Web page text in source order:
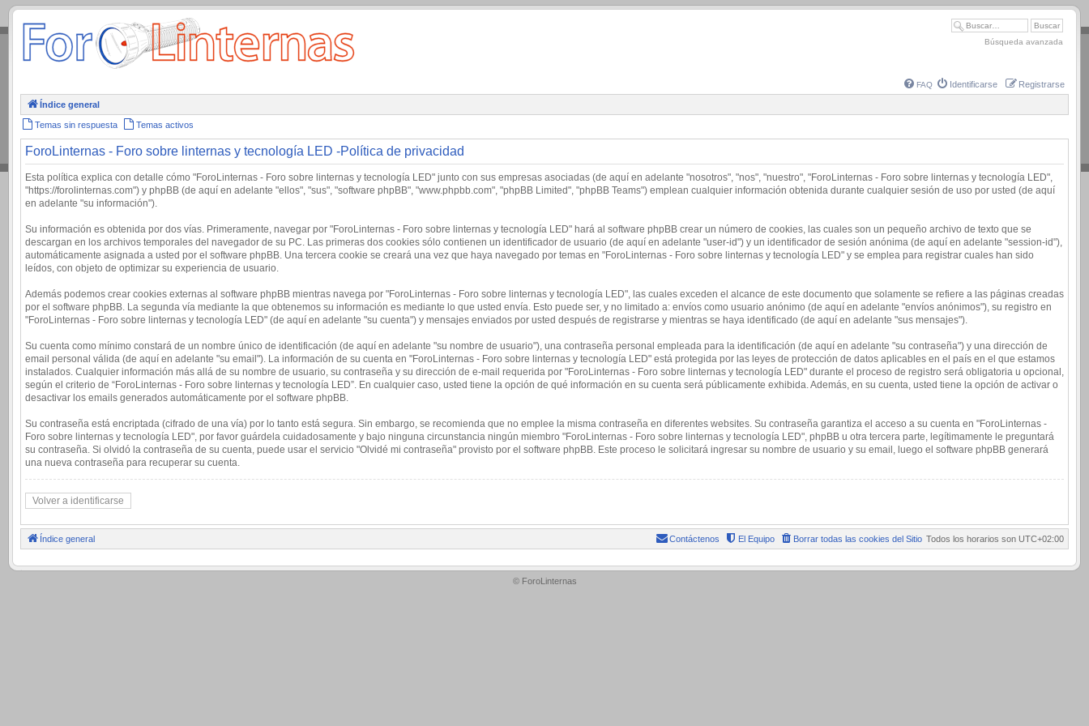
.
Búsqueda avanzada
FAQ Identificarse Registrarse
Índice general
Temas sin respuesta Temas activos
ForoLinternas - Foro sobre linternas y tecnología LED -Política de privacidad
Esta política explica con detalle cómo "ForoLinternas - Foro sobre linternas y tecnología LED" junto con sus empresas asociadas (de aquí en adelante "nosotros", "nos", "nuestro", "ForoLinternas - Foro sobre linternas y tecnología LED",
"https://forolinternas.com") y phpBB (de aquí en adelante "ellos", "sus", "software phpBB", "www.phpbb.com", "phpBB Limited", "phpBB Teams") emplean cualquier información obtenida durante cualquier sesión de uso por usted (de aquí
en adelante "su información").
Su información es obtenida por dos vías. Primeramente, navegar por "ForoLinternas - Foro sobre linternas y tecnología LED" hará al software phpBB crear un número de cookies, las cuales son un pequeño archivo de texto que se
descargan en los archivos temporales del navegador de su PC. Las primeras dos cookies sólo contienen un identificador de usuario (de aquí en adelante "user-id") y un identificador de sesión anónima (de aquí en adelante "session-id"),
automáticamente asignada a usted por el software phpBB. Una tercera cookie se creará una vez que haya navegado por temas en "ForoLinternas - Foro sobre linternas y tecnología LED" y se emplea para registrar cuales han sido
leídos, con objeto de optimizar su experiencia de usuario.
Además podemos crear cookies externas al software phpBB mientras navega por "ForoLinternas - Foro sobre linternas y tecnología LED", las cuales exceden el alcance de este documento que solamente se refiere a las páginas creadas
por el software phpBB. La segunda vía mediante la que obtenemos su información es mediante lo que usted envía. Esto puede ser, y no limitado a: envíos como usuario anónimo (de aquí en adelante "envíos anónimos"), su registro en
"ForoLinternas - Foro sobre linternas y tecnología LED" (de aquí en adelante "su cuenta") y mensajes enviados por usted después de registrarse y mientras se haya identificado (de aquí en adelante "sus mensajes").
Su cuenta como mínimo constará de un nombre único de identificación (de aquí en adelante "su nombre de usuario"), una contraseña personal empleada para la identificación (de aquí en adelante "su contraseña") y una dirección de
email personal válida (de aquí en adelante "su email"). La información de su cuenta en "ForoLinternas - Foro sobre linternas y tecnología LED" está protegida por las leyes de protección de datos aplicables en el país en el que estamos
instalados. Cualquier información más allá de su nombre de usuario, su contraseña y su dirección de e-mail requerida por "ForoLinternas - Foro sobre linternas y tecnología LED" durante el proceso de registro será obligatoria u opcional,
según el criterio de “ForoLinternas - Foro sobre linternas y tecnología LED”. En cualquier caso, usted tiene la opción de qué información en su cuenta será públicamente exhibida. Además, en su cuenta, usted tiene la opción de activar o
desactivar los emails generados automáticamente por el software phpBB.
Su contraseña está encriptada (cifrado de una vía) por lo tanto está segura. Sin embargo, se recomienda que no emplee la misma contraseña en diferentes websites. Su contraseña garantiza el acceso a su cuenta en "ForoLinternas -
Foro sobre linternas y tecnología LED", por favor guárdela cuidadosamente y bajo ninguna circunstancia ningún miembro "ForoLinternas - Foro sobre linternas y tecnología LED", phpBB u otra tercera parte, legítimamente le preguntará
su contraseña. Si olvidó la contraseña de su cuenta, puede usar el servicio "Olvidé mi contraseña" provisto por el software phpBB. Este proceso le solicitará ingresar su nombre de usuario y su email, luego el software phpBB generará
una nueva contraseña para recuperar su cuenta.
Volver a identificarse
Índice general Todos los horarios son UTC+02:00
Borrar todas las cookies del Sitio
El Equipo
Contáctenos
.
© ForoLinternas